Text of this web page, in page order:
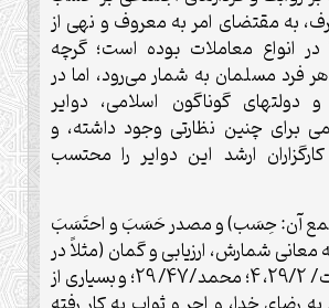
به مقتضای امر به معروف و نهی از
انواع معاملات بوده است؛ گرچه
فرد مسلمان به شمار می‌رود، اما در
و دولتهای گوناگون اسلامی، دوایر
چنین نظارتی وجود داشته، و
ارشد این دوایر را محتسب
آن: حِسَب) و مصدر حَسَبَ و احتَسَبَ
شمارش، ارزیابی و گمان (مثلاً در
قرآن، نک‍ : عنکبوت/ 29/2، 4؛ محمد/47/ 29؛ و بسیاری از